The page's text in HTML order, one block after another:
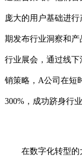
庞大的用户基础进
期发布行业洞察和
行业展会，通过线
销策略，A公司在短
300%，成功跻身行业
在数字化转型的大